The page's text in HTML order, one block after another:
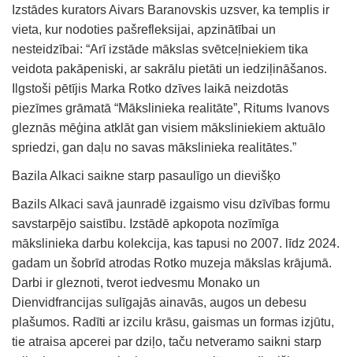
Izstādes kurators Aivars Baranovskis uzsver, ka templis ir
vieta, kur nodoties pašrefleksijai, apzinātībai un
nesteidzībai: “Arī izstāde mākslas svētceļniekiem tika
veidota pakāpeniski, ar sakrālu pietāti un iedziļināšanos.
Ilgstoši pētījis Marka Rotko dzīves laikā neizdotās
piezīmes grāmatā “Mākslinieka realitāte”, Ritums Ivanovs
gleznās mēģina atklāt gan visiem māksliniekiem aktuālo
spriedzi, gan daļu no savas mākslinieka realitātes.”
Bazila Alkaci saikne starp pasaulīgo un dievišķo
Bazils Alkaci savā jaunradē izgaismo visu dzīvības formu
savstarpējo saistību. Izstādē apkopota nozīmīga
mākslinieka darbu kolekcija, kas tapusi no 2007. līdz 2024.
gadam un šobrīd atrodas Rotko muzeja mākslas krājumā.
Darbi ir gleznoti, tverot iedvesmu Monako un
Dienvidfrancijas sulīgajās ainavās, augos un debesu
plašumos. Radīti ar izcilu krāsu, gaismas un formas izjūtu,
tie atraisa apcerei par dziļo, taču netveramo saikni starp